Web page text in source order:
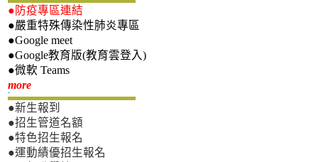
●防疫專區連結
●嚴重特殊傳染性肺炎專區
●Google meet
●Google教育版(教育雲登入)
●微軟 Teams
more新生專區
●新生報到
●招生管道名額
●特色招生報名
●運動績優招生報名